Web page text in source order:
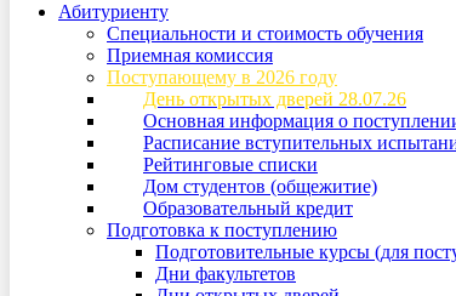
Абитуриенту
Специальности и стоимость обучения
Приемная комиссия
Поступающему в 2026 году
День открытых дверей 28.07.26
Основная информация о
Расписание вступительных
Рейтинговые списки
Дом студентов (общежитие)
Образовательный кредит
Подготовка к поступлению
Подготовительные курсы (для
Дни факультетов